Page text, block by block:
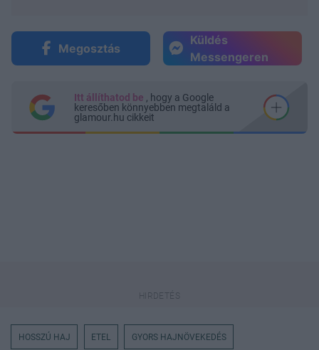
Megosztás
Küldés
Messengeren
Itt állíthatod be , hogy a Google
keresőben könnyebben megtaláld a
glamour.hu cikkeit
HOSSZÚ HAJ ETEL GYORS HAJNÖVEKEDÉS